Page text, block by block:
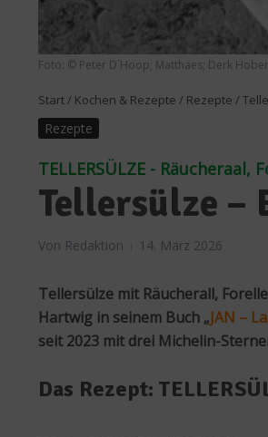
Foto: © Peter D´Hoop; Matthaes; Derk
Start/ Kochen & Rezepte / Rezepte /
Rezepte
TELLERSÜLZE - Räucheraal,
Tellersülze –
Von Redaktion 14. März 2026
Tellersülze mit Räucherall,
Hartwig in seinem Buch „JAN –
seit 2023 mit drei Michelin-
Das Rezept: